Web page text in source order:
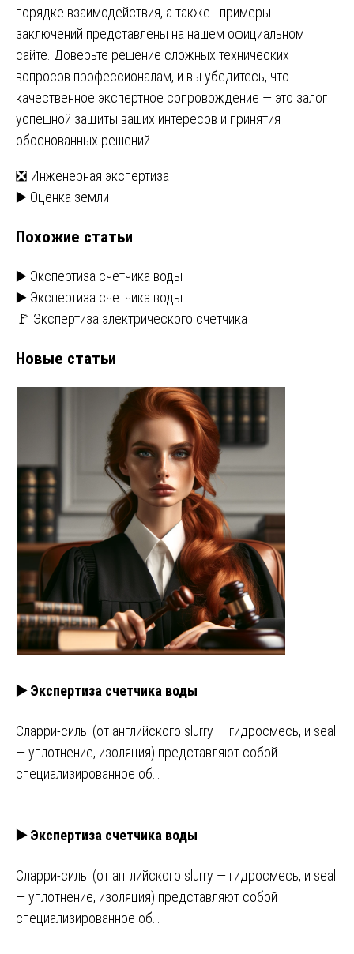
порядке взаимодействия, а также примеры
заключений представлены на нашем официальном
сайте. Доверьте решение сложных технических
вопросов профессионалам, и вы убедитесь, что
качественное экспертное сопровождение — это залог
успешной защиты ваших интересов и принятия
обоснованных решений.
Навигация
по
записям
❎ Инженерная экспертиза
▶️ Оценка земли
Похожие статьи
▶️ Экспертиза счетчика воды
▶️ Экспертиза счетчика воды
🚩 Экспертиза электрического счетчика
Новые статьи
▶️ Экспертиза счетчика воды
Сларри-силы (от английского slurry — гидросмесь, и seal
— уплотнение, изоляция) представляют собой
специализированное об…
▶️ Экспертиза счетчика воды
Сларри-силы (от английского slurry — гидросмесь, и seal
— уплотнение, изоляция) представляют собой
специализированное об…